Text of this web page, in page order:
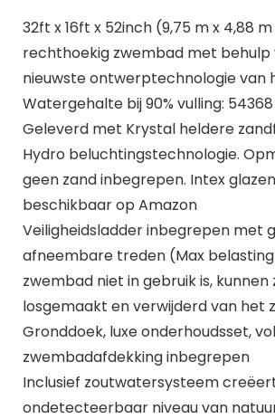
32ft x 16ft x 52inch (9,75 m x 4,88 m
rechthoekig zwembad met behulp
nieuwste ontwerptechnologie van
Watergehalte bij 90% vulling:
Geleverd met Krystal heldere
Hydro beluchtingstechnologie.
geen zand inbegrepen. Intex
beschikbaar op Amazon
Veiligheidsladder inbegrepen met
afneembare treden (Max belasting
zwembad niet in gebruik is, kunnen
losgemaakt en verwijderd van het
Gronddoek, luxe onderhoudsset,
zwembadafdekking inbegrepen
Inclusief zoutwatersysteem
ondetecteerbaar niveau van